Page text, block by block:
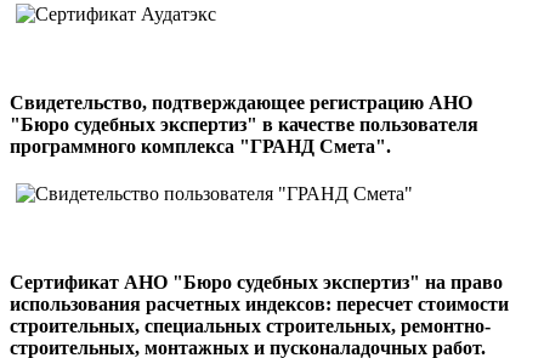
Свидетельство, подтверждающее регистрацию АНО
"Бюро судебных экспертиз" в качестве пользователя
программного комплекса "ГРАНД Смета".
Сертификат АНО "Бюро судебных экспертиз" на право
использования расчетных индексов: пересчет стоимости
строительных, специальных строительных, ремонтно-
строительных, монтажных и пусконаладочных работ.